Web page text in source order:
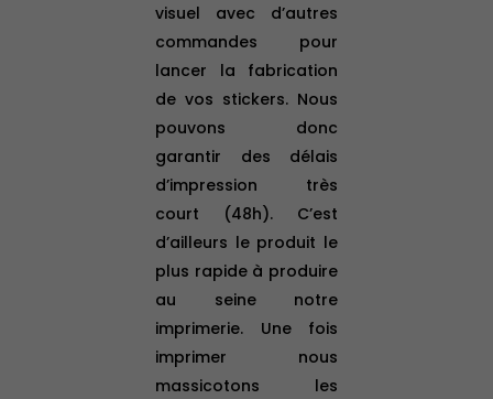
visuel avec d’autres
commandes pour
lancer la fabrication
de vos stickers. Nous
pouvons donc
garantir des délais
d’impression très
court (48h). C’est
d’ailleurs le produit le
plus rapide à produire
au seine notre
imprimerie. Une fois
imprimer nous
massicotons les